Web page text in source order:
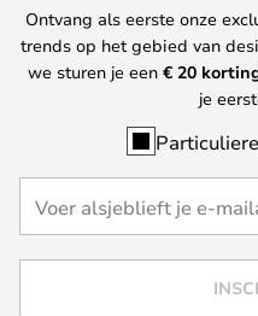
Ontvang als eerste onze
trends op het gebied van
we sturen je een € 20
je